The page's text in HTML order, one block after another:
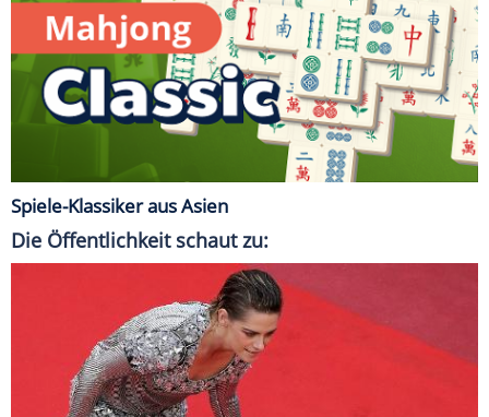
Spiele-Klassiker aus Asien
Die Öffentlichkeit schaut zu: